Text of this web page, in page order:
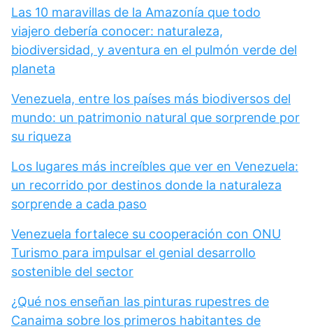
Las 10 maravillas de la Amazonía que todo
viajero debería conocer: naturaleza,
biodiversidad, y aventura en el pulmón verde del
planeta
Venezuela, entre los países más biodiversos del
mundo: un patrimonio natural que sorprende por
su riqueza
Los lugares más increíbles que ver en Venezuela:
un recorrido por destinos donde la naturaleza
sorprende a cada paso
Venezuela fortalece su cooperación con ONU
Turismo para impulsar el genial desarrollo
sostenible del sector
¿Qué nos enseñan las pinturas rupestres de
Canaima sobre los primeros habitantes de